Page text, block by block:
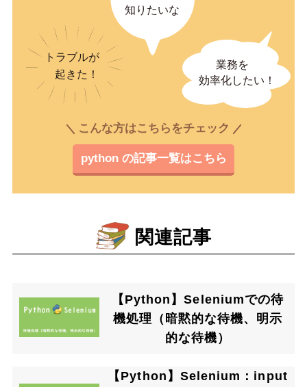
こんな方はこちらをチェック
python の記事一覧はこちら
関連記事
【Python】Seleniumでの待
機処理（暗黙的な待機、明示
的な待機）
【Python】Selenium：input